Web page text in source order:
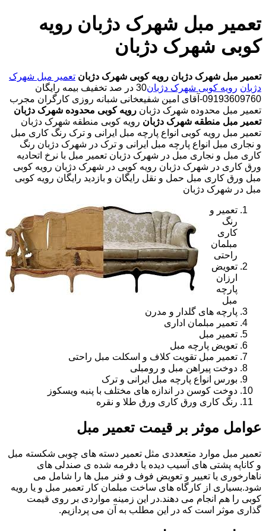
تعمیر مبل شهرک دژبان رویه
کوبی شهرک دژبان
تعمیر مبل شهرک دژبان رویه کوبی شهرک دژبان تعمیر مبل شهرک
دژبان رویه کوبی شهرک دژبان
30 در صد تخفیف بیمه رایگان
09193609760-آقای امین شفیعخانی شبانه روزی کارگران مجرب
تعمیر مبل محدوده شهرک دژبان رویه کوبی محدوده شهرک دژبان
تعمیر مبل منطقه شهرک دژبان رویه کوبی منطقه شهرک دژبان
تعمیر مبل رویه کوبی انواع پارچه مبل ایرانی و ترک رنگ کاری مبل
و نجاری مبل انواع پارچه مبل ایرانی و ترک در شهرک دژبان رنگ
کاری مبل و نجاری مبل در شهرک دژبان تعمیر مبل با نرخ اتحادیه
ورق کاری در شهرک دژبان رویه کوبی در شهرک دژبان رویه کوبی
مبل ورق کاری مبل حمل و نقل رایگان و بازدید رایگان رویه کوبی
مبل در شهرک دژبان
تعمیر و
رنگ
کاری
مبلمان
راحتی
تعویض
ارزان
پارچه
مبل
پارچه های گلدار و مدرن
تعمیر مبلمان اداری
تعمیر مبل
تعویض پارچه مبل
تعمیر مبل تقویت کلاف و اسکلت مبل راحتی
دوخت پیراهن مبل و رومبلی
بورس انواع پارچه مبل ایرانی و ترک
دوخت کوسن در اندازه های مختلف با پنبه ویسکوز
رنگ کاری ورق کاری ورق طلا و نقره
عوامل موثر بر قیمت تعمیر مبل
تعمیر مبل موارد متععددی مثل تعمیر دسته های چوبی شکسته مبل
و کاناپه پشتی های آسیب دیده یا دفرمه شده ی صندلی های
ناهارخوری یا تعییر و تعویض فوف و فنر مبل ها را شامل می
شود.بسیاری از کارگاه های ساخت مبلمان کار تعمیر مبل و یا رویه
کوبی را هم انجام می دهند.در این زمینه مواردی بر روی قیمت
گذاری موثر است که در این مطلب به آن می پردازیم.